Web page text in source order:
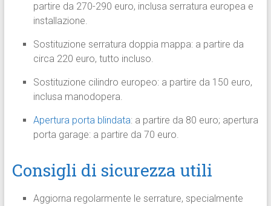
partire da 270-290 euro, inclusa serratura europea e
installazione.
Sostituzione serratura doppia mappa: a partire da
circa 220 euro, tutto incluso.
Sostituzione cilindro europeo: a partire da 150 euro,
inclusa manodopera.
Apertura porta blindata: a partire da 80 euro; apertura
porta garage: a partire da 70 euro.
Consigli di sicurezza utili
Aggiorna regolarmente le serrature, specialmente